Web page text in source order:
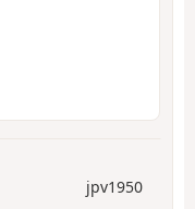
jpv1950